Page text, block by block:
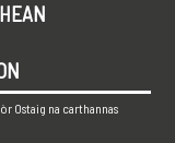
Ostaig na carthannas